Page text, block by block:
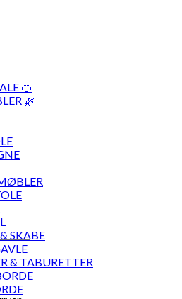
🍊
🌿
SKABE
& TABURETTER